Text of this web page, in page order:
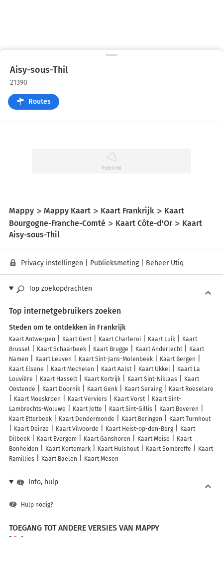
Aisy-sous-Thil
21390
Routes
Mappy Mappy Kaart Kaart Frankrijk
Kaart
Bourgogne-Franche-Comté
Kaart Côte-d'Or
Kaart
Aisy-sous-Thil
Privacy instellingen Publieksmeting| Beheer Utiq
Top zoekopdrachten
Top internetgebruikers zoeken
Steden om te ontdekken in Frankrijk
Kaart Antwerpen Kaart Gent Kaart Charleroi Kaart Luik
Kaart
Brussel
Kaart Schaarbeek Kaart Brugge Kaart Anderlecht
Kaart
Namen
Kaart Leuven Kaart Sint-Jans-Molenbeek
Kaart Bergen
Kaart Elsene
Kaart Mechelen Kaart Aalst Kaart Ukkel
Kaart La
Louvière
Kaart Hasselt Kaart Kortrijk Kaart Sint-Niklaas
Kaart
Oostende
Kaart Doornik Kaart Genk Kaart Seraing
Kaart Roeselare
Kaart Moeskroen
Kaart Verviers Kaart Vorst
Kaart Sint-
Lambrechts-Woluwe
Kaart Jette Kaart Sint-Gillis
Kaart Beveren
Kaart Etterbeek
Kaart Dendermonde Kaart Beringen
Kaart Turnhout
Kaart Deinze
Kaart Vilvoorde Kaart Heist-op-den-Berg
Kaart
Dilbeek
Kaart Evergem Kaart Ganshoren Kaart Meise
Kaart
Bonheiden
Kaart Kortemark Kaart Hulshout Kaart Sombreffe
Kaart
Ramillies
Kaart Baelen Kaart Mesen
Info, hulp
Hulp nodig?
TOEGANG TOT ANDERE VERSIES VAN MAPPY
France